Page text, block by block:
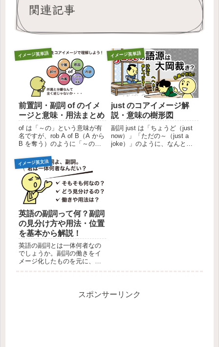
関連記事
イメージ英単語
前置詞・副詞 of のイメ
ージと意味・用法まとめ
of は「～の」という意味が有
名ですが、rob A of B（A から
B を奪う）のように「～の」
ます。この記事では of のコア
イメージから、of の持つ意
味・用法について解説しま
す。of のコアイメージof ...
イメージ英単語
just のコアイメージ解
説・意味の樹形図
副詞 just は「ちょうど（just
now）」「ただの～（just a
joke）」のように、なんとな
イメージ英文法
英語の副詞って何？副詞
の見分け方や用法・位置
を基本から解説！
英語の副詞とは一体何者なの
でしょうか。副詞の働きをイ
メージ化したものを元に、副
やすい副詞」についても記載
しています。副詞とは副詞の
スポンサーリンク